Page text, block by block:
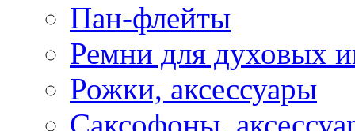
Пан-флейты
Ремни для духовых
Рожки, аксессуары